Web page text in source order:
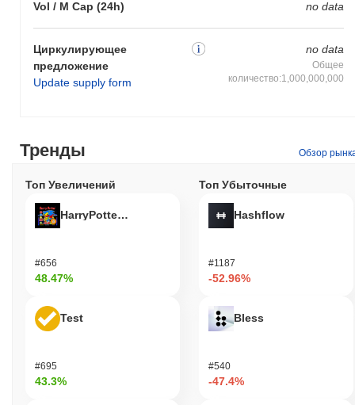
Vol / M Cap (24h) no data
Циркулирующее
предложение
Update supply form
no data
Общее
количество:1,000,000,000
Тренды Обзор
Топ Увеличений
HarryPotterObamaSonic10Inu (ETH)
#656
48.47%
Test
#695
43.3%
Топ Убыточные
Hashflow
#1187
-52.96%
Bless
#540
-47.4%